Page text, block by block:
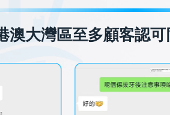
澳大灣區至多顧客認